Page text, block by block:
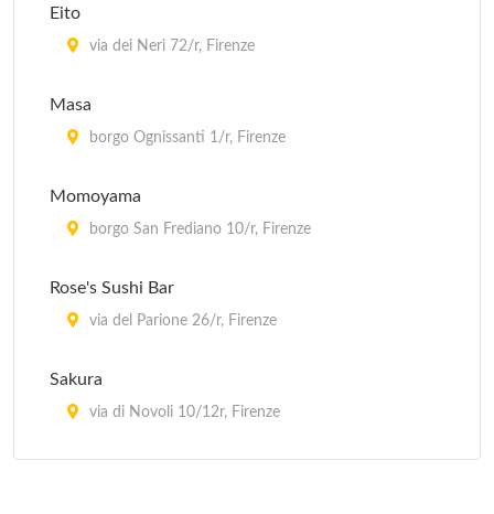
Eito
via dei Neri 72/r, Firenze
Masa
borgo Ognissanti 1/r, Firenze
Momoyama
borgo San Frediano 10/r, Firenze
Rose's Sushi Bar
via del Parione 26/r, Firenze
Sakura
via di Novoli 10/12r, Firenze